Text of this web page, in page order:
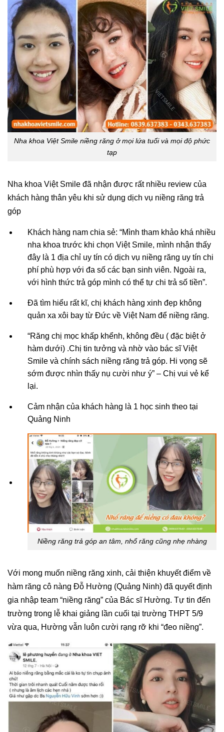
Nha khoa Việt Smile niềng răng ở mọi lứa tuổi và mọi độ phức
tạp
Nha khoa Việt Smile đã nhận được rất nhiều review của
khách hàng thân yêu khi sử dụng dịch vụ niềng răng trả
góp
Khách hàng nam chia sẻ: “Mình tham khảo khá nhiều
nha khoa trước khi chọn Việt Smile, mình nhận thấy
đây là 1 địa chỉ uy tín có dịch vụ niềng răng uy tín chi
phí phù hợp với đa số các bạn sinh viên. Ngoài ra,
với hình thức trả góp mình có thể tự chi trả số tiền”.
Đã tìm hiểu rất kĩ, chị khách hàng xinh đẹp không
quản xa xôi bay từ Đức về Việt Nam để niềng răng.
“Răng chị mọc khấp khểnh, không đều ( đặc biệt ở
hàm dưới) .Chị tin tưởng và nhờ vào bác sĩ Việt
Smile và chính sách niềng răng trả góp. Hi vọng sẽ
sớm được nhìn thấy nụ cười như ý” – Chị vui vẻ kể
lại.
Cảm nhận của khách hàng là 1 học sinh theo tại
Quảng Ninh
Niềng răng trả góp an tâm, nhổ răng cũng nhẹ nhàng
Với mong muốn niềng răng xinh, cải thiện khuyết điểm về
hàm răng cô nàng Đỗ Hường (Quảng Ninh) đã quyết định
gia nhập team “niềng răng” của Bác sĩ Hường. Tự tin đến
trường trong lễ khai giảng lần cuối tại trường THPT 5/9
vừa qua, Hường vẫn luôn cười rạng rỡ khi “đeo niềng”.